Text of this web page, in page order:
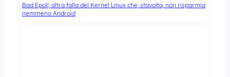
Bad Epoll, altra falla del Kernel Linux che, stavolta, non risparmia
nemmeno Android